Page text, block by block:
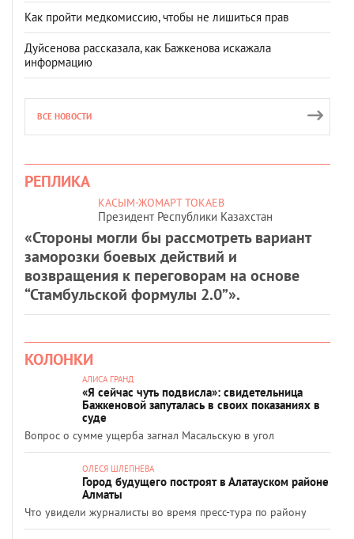
Как пройти медкомиссию, чтобы не лишиться прав
Дуйсенова рассказала, как Бажкенова искажала
информацию
ВСЕ НОВОСТИ
РЕПЛИКА
КАСЫМ-ЖОМАРТ ТОКАЕВ
Президент Республики Казахстан
«Стороны могли бы рассмотреть вариант
заморозки боевых действий и
возвращения к переговорам на основе
“Стамбульской формулы 2.0”».
КОЛОНКИ
АЛИСА ГРАНД
«Я сейчас чуть подвисла»: свидетельница
Бажкеновой запуталась в своих показаниях в
суде
Вопрос о сумме ущерба загнал Масальскую в угол
ОЛЕСЯ ШЛЕПНЕВА
Город будущего построят в Алатауском районе
Алматы
Что увидели журналисты во время пресс-тура по району